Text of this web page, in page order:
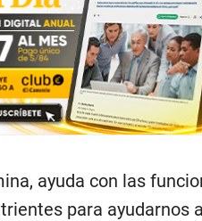
ayuda con las
para ayudarnos